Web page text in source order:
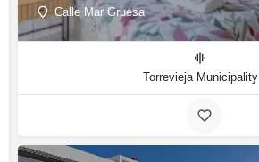
Calle Mar Gruesa
Torrevieja Municipality